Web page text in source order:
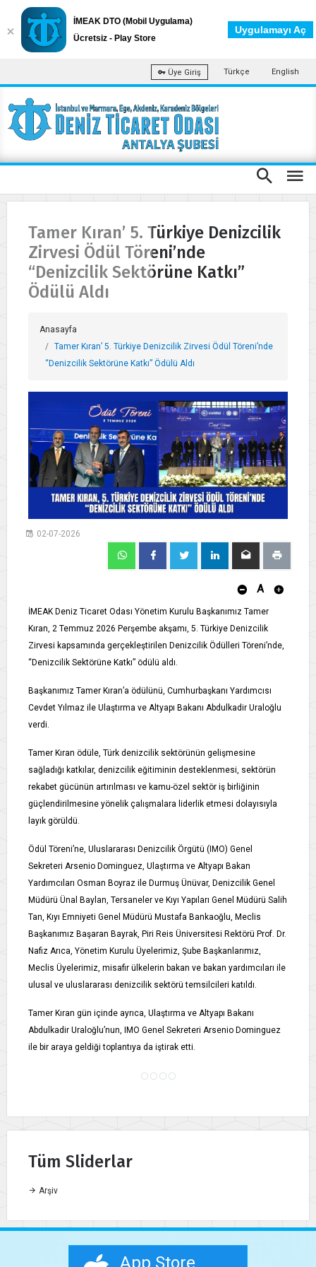
Üye Giriş Türkçe English
Tamer Kıran’ 5. Türkiye Denizcilik
Zirvesi Ödül Töreni’nde
“Denizcilik Sektörüne Katkı”
Ödülü Aldı
Anasayfa
Tamer Kıran’ 5. Türkiye Denizcilik Zirvesi Ödül Töreni’nde
“Denizcilik Sektörüne Katkı” Ödülü Aldı
02-07-2026
A
İMEAK Deniz Ticaret Odası Yönetim Kurulu Başkanımız Tamer
Kıran, 2 Temmuz 2026 Perşembe akşamı, 5. Türkiye Denizcilik
Zirvesi kapsamında gerçekleştirilen Denizcilik Ödülleri Töreni’nde,
“Denizcilik Sektörüne Katkı” ödülü aldı.
Başkanımız Tamer Kıran’a ödülünü, Cumhurbaşkanı Yardımcısı
Cevdet Yılmaz ile Ulaştırma ve Altyapı Bakanı Abdulkadir Uraloğlu
verdi.
Tamer Kıran ödüle, Türk denizcilik sektörünün gelişmesine
sağladığı katkılar, denizcilik eğitiminin desteklenmesi, sektörün
rekabet gücünün artırılması ve kamu-özel sektör iş birliğinin
güçlendirilmesine yönelik çalışmalara liderlik etmesi dolayısıyla
layık görüldü.
Ödül Töreni’ne, Uluslararası Denizcilik Örgütü (IMO) Genel
Sekreteri Arsenio Dominguez, Ulaştırma ve Altyapı Bakan
Yardımcıları Osman Boyraz ile Durmuş Ünüvar, Denizcilik Genel
Müdürü Ünal Baylan, Tersaneler ve Kıyı Yapıları Genel Müdürü Salih
Tan, Kıyı Emniyeti Genel Müdürü Mustafa Bankaoğlu, Meclis
Başkanımız Başaran Bayrak, Piri Reis Üniversitesi Rektörü Prof. Dr.
Nafiz Arıca, Yönetim Kurulu Üyelerimiz, Şube Başkanlarımız,
Meclis Üyelerimiz, misafir ülkelerin bakan ve bakan yardımcıları ile
ulusal ve uluslararası denizcilik sektörü temsilcileri katıldı.
Tamer Kıran gün içinde ayrıca, Ulaştırma ve Altyapı Bakanı
Abdulkadir Uraloğlu’nun, IMO Genel Sekreteri Arsenio Dominguez
ile bir araya geldiği toplantıya da iştirak etti.
Tüm Sliderlar
Arşiv
İMEAK DTO (Mobil Uygulama)
Ücretsiz - Play Store
Uygulamayı Aç